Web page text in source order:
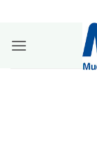
contenido